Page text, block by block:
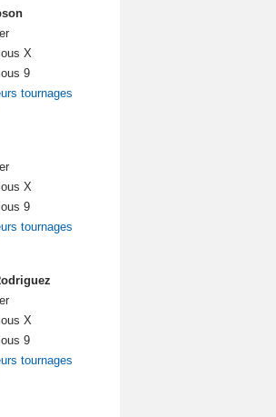
X
9
tournages
X
9
tournages
X
9
tournages